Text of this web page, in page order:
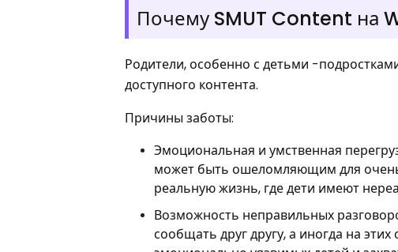
Почему SMUT Content на
Родители, особенно с детьми -
доступного контента.
Причины заботы:
Эмоциональная и умственная
может быть ошеломляющим для очень
реальную жизнь, где дети имеют
Возможность неправильных
сообщать друг другу, а иногда на